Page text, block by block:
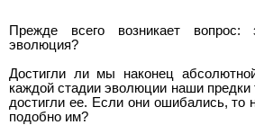
Прежде всего возникает вопрос:
эволюция?
Достигли ли мы наконец
каждой стадии эволюции наши предки
достигли ее. Если они ошибались,
подобно им?